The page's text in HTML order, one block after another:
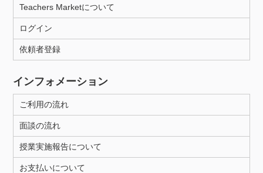
Teachers Marketについて
ログイン
依頼者登録
インフォメーション
ご利用の流れ
面談の流れ
授業実施報告について
お支払いについて